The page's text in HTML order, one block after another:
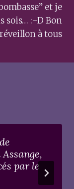
et je
sois… :-D Bon
réveillon à tous
par le